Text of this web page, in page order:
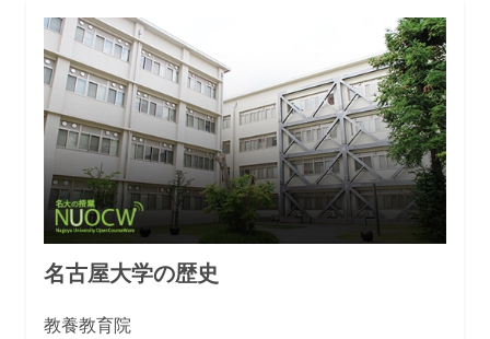
名古屋大学の歴史
教養教育院